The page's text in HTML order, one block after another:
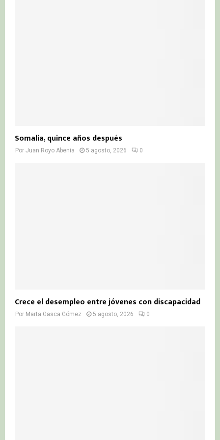
Somalia, quince años después
Por Juan Royo Abenia 5 agosto, 2026 0
Crece el desempleo entre jóvenes con discapacidad
Por Marta Gasca Gómez 5 agosto, 2026 0